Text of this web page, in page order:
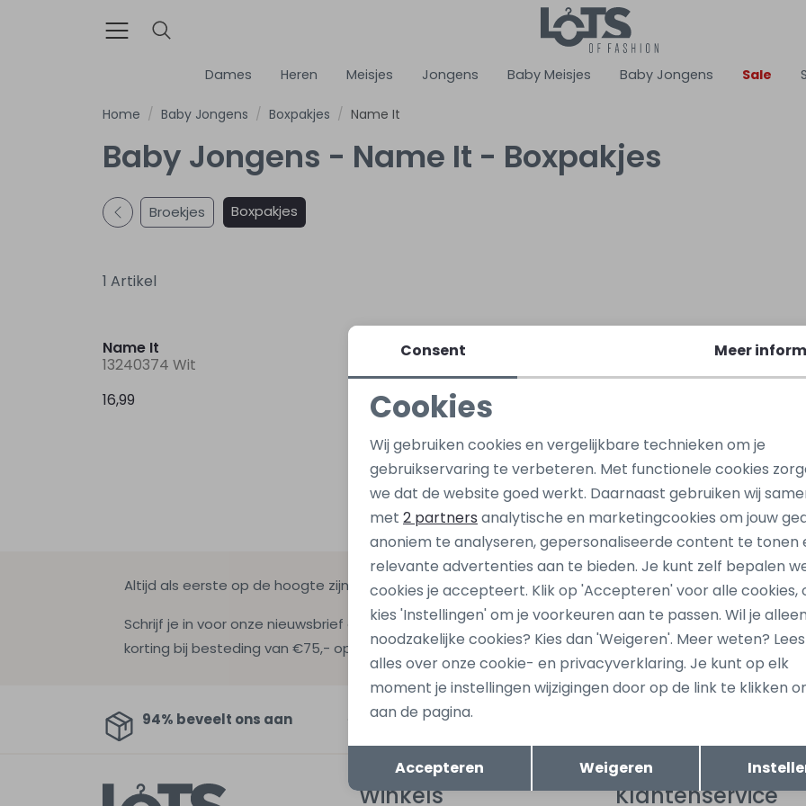
Dames Heren Meisjes Jongens Baby Meisjes Baby Jongens Sale
Home Baby Jongens Boxpakjes Name It
Baby Jongens - Name It - Boxpakjes
Boxpakjes
Broekjes
1 Artikel
Name It
13240374 Wit
16,99
Altijd als eerste op de hoogte zijn?
Schrijf je in voor onze nieuwsbrief en ontvang dan ook gelijk €5,-
korting bij besteding van €75,- op de nieuwe collectie!
Hoe we met je data
94% beveelt ons aan Automatisch sparen voor korting
Winkels Klantenservice
Noodzakelijke cookies
Analytische cookies Marketing cookies
Terug Opslaan
Consent Meer
Cookies
Wij gebruiken cookies en vergelijkbare technieken om je
gebruikservaring te verbeteren. Met functionele cookies
we dat de website goed werkt. Daarnaast gebruiken wij
met 2 partners analytische en marketingcookies om jouw
anoniem te analyseren, gepersonaliseerde content te tonen
relevante advertenties aan te bieden. Je kunt zelf bepalen
cookies je accepteert. Klik op 'Accepteren' voor alle cookies,
kies 'Instellingen' om je voorkeuren aan te passen. Wil je alleen
noodzakelijke cookies? Kies dan 'Weigeren'. Meer weten? Lees
alles over onze cookie- en privacyverklaring. Je kunt op elk
moment je instellingen wijzigingen door op de link te klikken
aan de pagina.
Accepteren Weigeren